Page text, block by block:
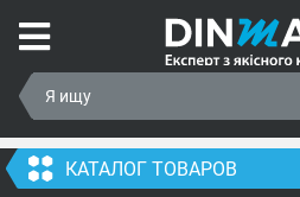
КАТАЛОГ ТОВАРОВ